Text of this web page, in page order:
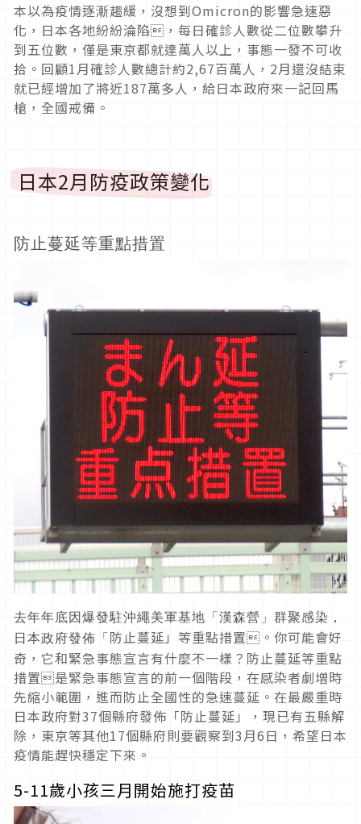
本以為疫情逐漸趨緩，沒想到Omicron的影響急速惡
化，日本各地紛紛淪陷，每日確診人數從二位數攀升
到五位數，僅是東京都就達萬人以上，事態一發不可收
拾。回顧1月確診人數總計約2,67百萬人，2月還沒結束
就已經增加了將近187萬多人，給日本政府來一記回馬
槍，全國戒備。
日本2月防疫政策變化
防止蔓延等重點措置
去年年底因爆發駐沖繩美軍基地「漢森營」群聚感染，
日本政府發佈「 防止蔓延」等重點措置。你可能會好
奇，它和緊急事態宣言有什麼不一樣？防止蔓延等重點
措置是緊急事態宣言的前一個階段，在感染者劇增時
先縮小範圍，進而防止全國性的急速蔓延。在最嚴重時
日本政府對37個縣府發佈「防止蔓延」，現已有五縣解
除，東京等其他17個縣府則要觀察到3月6日，希望日本
疫情能趕快穩定下來。
5-11歲小孩三月開始施打疫苗